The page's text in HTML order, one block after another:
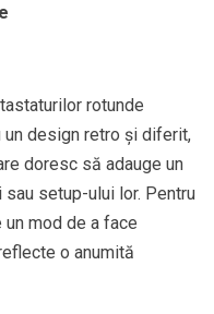
rotunde
un design retro și diferit,
doresc să adauge un
setup-ului lor. Pentru
mod de a face
o anumită